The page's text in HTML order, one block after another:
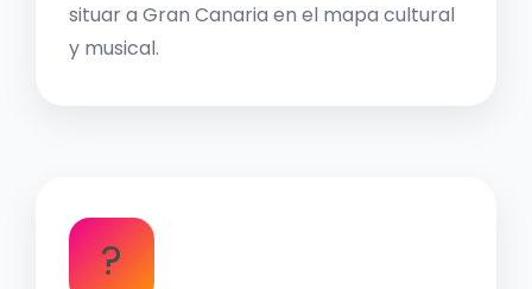
situar a Gran Canaria en el mapa cultural
y musical.
?